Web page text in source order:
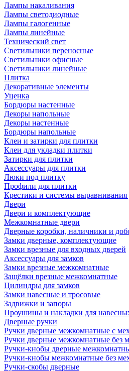
Лампы накаливания
Лампы светодиодные
Лампы галогенные
Лампы линейные
Технический свет
Светильники переносные
Светильники офисные
Светильники линейные
Плитка
Декоративные элементы
Уценка
Бордюры настенные
Декоры напольные
Декоры настенные
Бордюры напольные
Клеи и затирки для плитки
Клеи для укладки плитки
Затирки для плитки
Аксессуары для плитки
Люки под плитку
Профили для плитки
Крестики и системы выравнивания
Двери
Двери и комплектующие
Межкомнатные двери
Дверные коробки, наличники и
Замки дверные, комплектующие
Замки врезные для входных дверей
Аксессуары для замков
Замки врезные межкомнатные
Защёлки врезные межкомнатные
Цилиндры для замков
Замки навесные и тросовые
Задвижки и запоры
Проушины и накладки для
Дверные ручки
Ручки дверные межкомнатные с
Ручки дверные межкомнатные без
Ручки-кнобы дверные
Ручки-кнобы межкомнатные без
Ручки-скобы дверные